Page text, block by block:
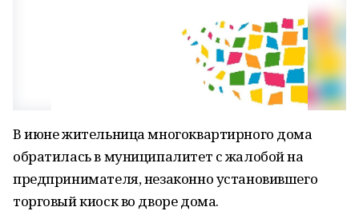
В июне жительница многоквартирного дома
обратилась в муниципалитет с жалобой на
предпринимателя, незаконно установившего
торговый киоск во дворе дома.